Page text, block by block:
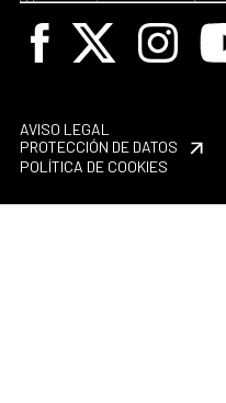
Facebook
X Instagram
AVISO LEGAL
PROTECCIÓN DE DATOS
POLÍTICA DE COOKIES